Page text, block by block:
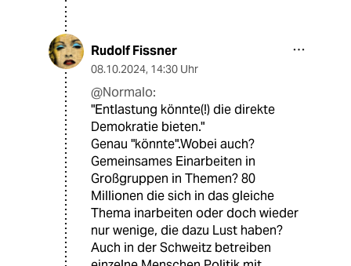
Rudolf Fissner
08.10.2024, 14:30 Uhr
@Normalo:
"Entlastung könnte(!) die direkte
Demokratie bieten."
Genau "könnte".Wobei auch?
Gemeinsames Einarbeiten in
Großgruppen in Themen? 80
Millionen die sich in das gleiche
Thema inarbeiten oder doch wieder
nur wenige, die dazu Lust haben?
Auch in der Schweitz betreiben